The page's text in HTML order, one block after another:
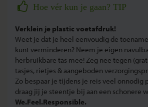
Hoe vér kun je gaan? TIP
Verklein je plastic voetafdruk!
Weet je dat je heel eenvoudig de
kunt verminderen? Neem je eigen
herbruikbare tas mee! Zeg nee tegen
tasjes, rietjes & aangeboden
Zo bespaar je tijdens je reis veel onnodig
draag jij je steentje bij aan een schonere
We.Feel.Responsible.